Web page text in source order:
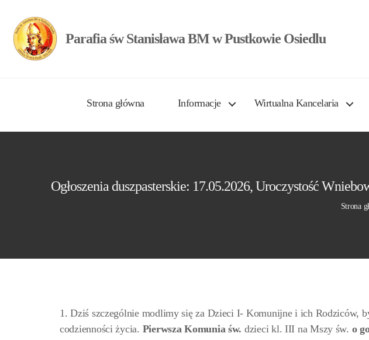
Parafia św Stanisława BM w Pustkowie Osiedlu
Strona główna Informacje Wirtualna Kancelaria
Ogłoszenia duszpasterskie: 17.05.2026, Uroczystość
Strona
1. Dziś szczególnie modlimy się za Dzieci I- Komunijne i ich Rodziców,
codzienności życia. Pierwsza Komunia św. dzieci kl. III na Mszy św. o